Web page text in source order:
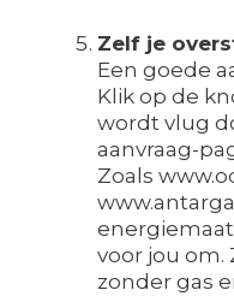
Zelf je
Een goede
Klik op de
wordt vlug
aanvraag-
Zoals
voor jou om.
zonder gas